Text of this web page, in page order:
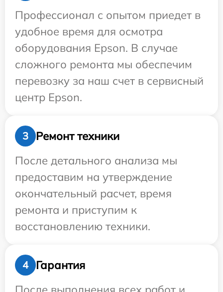
Профессионал с опытом приедет в
удобное время для осмотра
оборудования Epson. В случае
сложного ремонта мы обеспечим
перевозку за наш счет в сервисный
центр Epson.
3
Ремонт техники
После детального анализа мы
предоставим на утверждение
окончательный расчет, время
ремонта и приступим к
восстановлению техники.
4
Гарантия